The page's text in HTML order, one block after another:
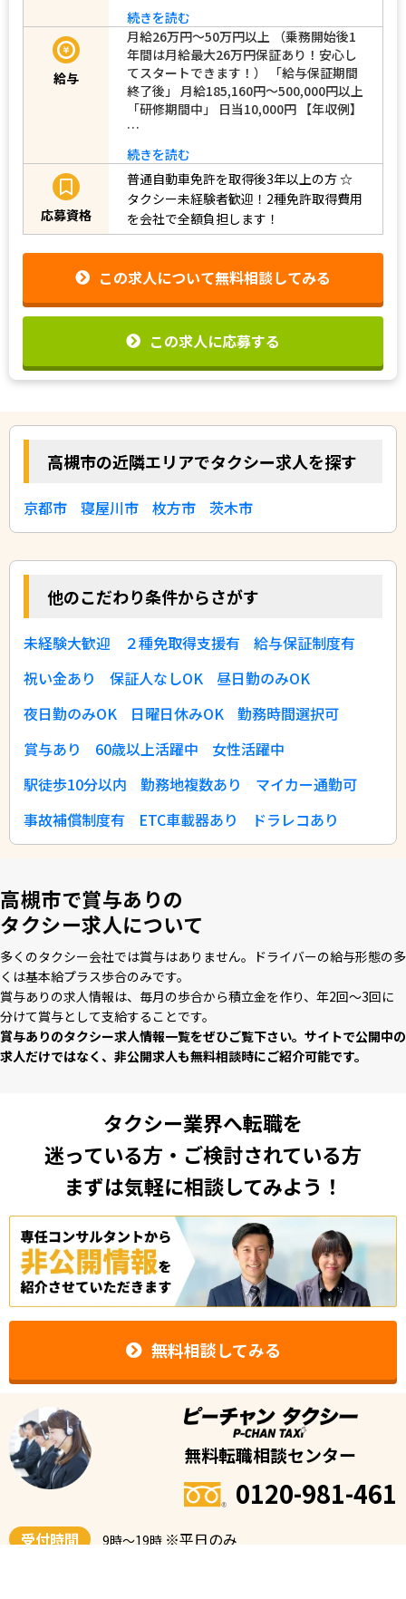
続きを読む
給与
月給26万円～50万円以上 （乗務開始後1
年間は月給最大26万円保証あり！安心し
てスタートできます！） 「給与保証期間
終了後」 月給185,160円～500,000円以上
「研修期間中」 日当10,000円 【年収例】
…
続きを読む
応募資格
普通自動車免許を取得後3年以上の方☆
タクシー未経験者歓迎！2種免許取得費用
を会社で全額負担します！
この求人について無料相談してみる
この求人に応募する
高槻市の近隣エリアでタクシー求人を探す
京都市 寝屋川市 枚方市 茨木市
他のこだわり条件からさがす
未経験大歓迎 ２種免取得支援有
給与保証制度有
祝い金あり
保証人なしOK
昼日勤のみOK
夜日勤のみOK
日曜日休みOK
勤務時間選択可
賞与あり
60歳以上活躍中
女性活躍中
駅徒歩10分以内
勤務地複数あり
マイカー通勤可
事故補償制度有
ETC車載器あり ドラレコあり
高槻市で賞与ありの
タクシー求人について
多くのタクシー会社では賞与はありません。ドライバーの給与形態の多
くは基本給プラス歩合のみです。
賞与ありの求⼈情報は、毎⽉の歩合から積⽴⾦を作り、年2回〜3回に
分けて賞与として⽀給することです。
賞与ありのタクシー求⼈情報⼀覧をぜひご覧下さい。サイトで公開中の
求⼈だけではなく、⾮公開求⼈も無料相談時にご紹介可能です。
タクシー業界へ転職を
迷っている方・ご検討されている方
まずは気軽に相談してみよう！
無料相談してみる
無料転職相談センター
0120-981-461
受付時間 9時〜19時 ※平日のみ